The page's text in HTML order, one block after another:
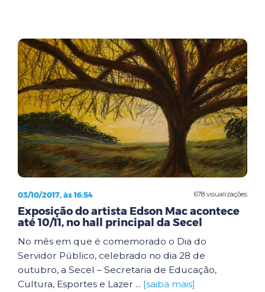
678 visualizações
03/10/2017, às 16:54
Exposição do artista Edson Mac acontece
até 10/11, no hall principal da Secel
No mês em que é comemorado o Dia do
Servidor Público, celebrado no dia 28 de
outubro, a Secel – Secretaria de Educação,
Cultura, Esportes e Lazer ... [saiba mais]